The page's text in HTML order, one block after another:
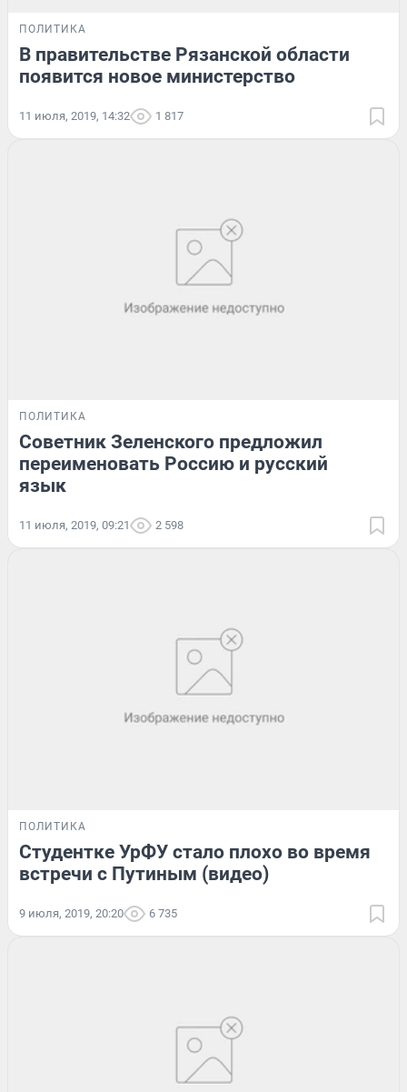
ПОЛИТИКА
В правительстве Рязанской области
появится новое министерство
11 июля, 2019, 14:32 1 817
ПОЛИТИКА
Советник Зеленского предложил
переименовать Россию и русский
язык
11 июля, 2019, 09:21 2 598
ПОЛИТИКА
Студентке УрФУ стало плохо во время
встречи с Путиным (видео)
9 июля, 2019, 20:20 6 735